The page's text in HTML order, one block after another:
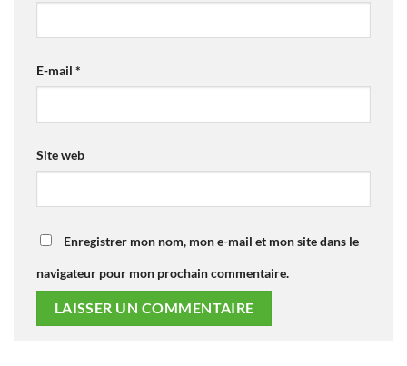
E-mail *
Site web
Enregistrer mon nom, mon e-mail et mon site dans le
navigateur pour mon prochain commentaire.